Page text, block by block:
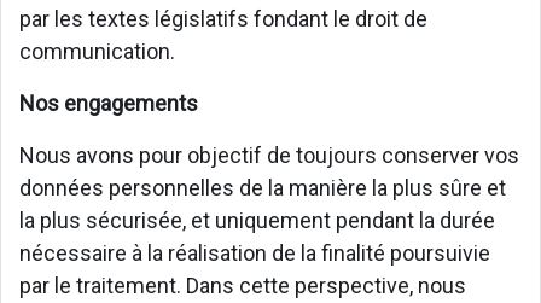
par les textes législatifs fondant le droit de
communication.
Nos engagements
Nous avons pour objectif de toujours conserver vos
données personnelles de la manière la plus sûre et
la plus sécurisée, et uniquement pendant la durée
nécessaire à la réalisation de la finalité poursuivie
par le traitement. Dans cette perspective, nous